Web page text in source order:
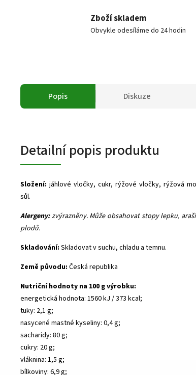
Zboží skladem
Obvykle odesíláme do 24 hodin
Popis Diskuze
Detailní popis produktu
Složení: jáhlové vločky, cukr, rýžové vločky, rýžová
sůl.
Alergeny:zvýrazněny. Může obsahovat stopy lepku,
plodů.
Skladování: Skladovat v suchu, chladu a temnu.
Země původu: Česká republika
Nutriční hodnoty na 100 g výrobku:
energetická hodnota: 1560 kJ / 373 kcal;
tuky: 2,1 g;
nasycené mastné kyseliny: 0,4 g;
sacharidy: 80 g;
cukry: 20 g;
vláknina: 1,5 g;
bílkoviny: 6,9 g;